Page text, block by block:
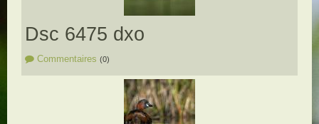
Dsc 6475 dxo
Commentaires (0)